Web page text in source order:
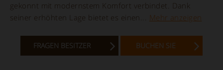
gekonnt mit modernstem Komfort verbindet. Dank
seiner erhöhten Lage bietet es einen... Mehr anzeigen
FRAGEN BESITZER BUCHEN SIE